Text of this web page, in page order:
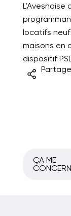
locatifs
maisons en
dispositif
ÇA ME